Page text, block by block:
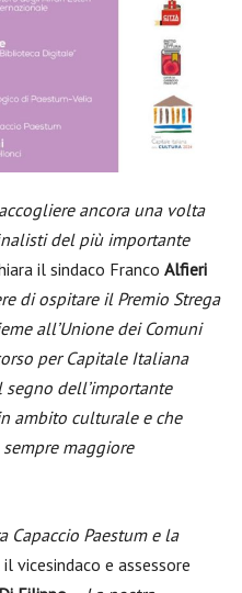
ancora una volta
del più importante
il sindaco Franco Alfieri
di ospitare il Premio Strega
all’Unione dei Comuni
per Capitale Italiana
dell’importante
ambito culturale e che
maggiore
Capaccio Paestum e la
vicesindaco e assessore